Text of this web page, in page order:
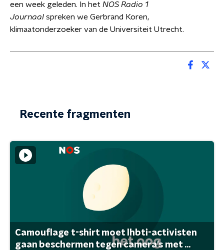
een week geleden. In het NOS Radio 1
Journaal spreken we Gerbrand Koren,
klimaatonderzoeker van de Universiteit Utrecht.
Recente fragmenten
Camouflage t-shirt moet lhbti-activisten
gaan beschermen tegen camera's met ...